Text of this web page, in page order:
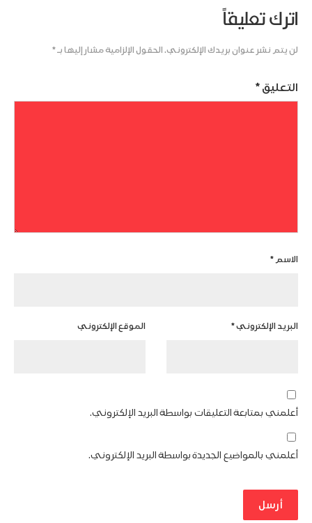
اترك تعليقاً
لن يتم نشر عنوان بريدك الإلكتروني. الحقول الإلزامية مشار إليها بـ*
التعليق *
الاسم *
البريد الإلكتروني* الموقع الإلكتروني
أعلمني بمتابعة التعليقات بواسطة البريد الإلكتروني.
أعلمني بالمواضيع الجديدة بواسطة البريد الإلكتروني.